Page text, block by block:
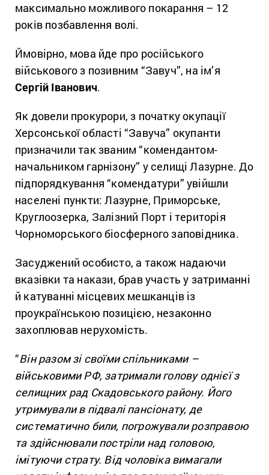
максимально можливого покарання – 12
років позбавлення волі.
Ймовірно, мова йде про російського
військового з позивним “Завуч”, на ім’я
Сергій Іванович.
Як довели прокурори, з початку окупації
Херсонської області “Завуча” окупанти
призначили так званим “комендантом-
начальником гарнізону” у селищі Лазурне. До
підпорядкування “комендатури” увійшли
населені пункти: Лазурне, Приморське,
Круглоозерка, Залізний Порт і територія
Чорноморського біосферного заповідника.
Засуджений особисто, а також надаючи
вказівки та накази, брав участь у затриманні
й катуванні місцевих мешканців із
проукраїнською позицією, незаконно
захоплював нерухомість.
“Він разом зі своїми спільниками –
військовими РФ, затримали голову однієї з
селищних рад Скадовського району. Його
утримували в підвалі пансіонату, де
систематично били, погрожували розправою
та здійснювали постріли над головою,
імітуючи страту. Від чоловіка вимагали